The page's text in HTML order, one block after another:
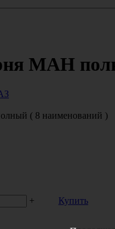
МАН
( 8 наименований )
+
Купить